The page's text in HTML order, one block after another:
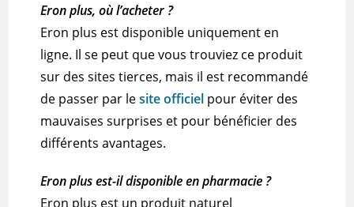
Eron plus, où l’acheter ?
Eron plus est disponible uniquement en
ligne. Il se peut que vous trouviez ce produit
sur des sites tierces, mais il est recommandé
de passer par lesite officiel pour éviter des
mauvaises surprises et pour bénéficier des
différents avantages.
Eron plus est-il disponible en pharmacie ?
Eron plus est un produit naturel